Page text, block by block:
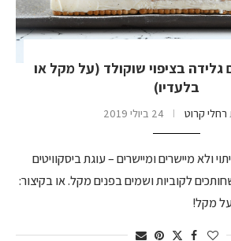
גלידה בציפוי שוקולד (על מקל או
בלעדיו)
רחלי קרוט 24 ביולי 2019
ולא מיישרים ומיישרים – עוגת ביסקוויטים
לקוביות ושמים בפנים מקל. או בקיצור:
על מקל!